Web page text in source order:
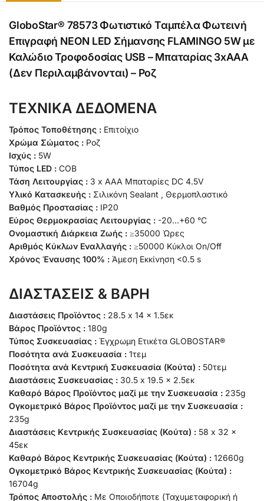
GloboStar® 78573 Φωτιστικό Ταμπέλα Φωτεινή
Επιγραφή NEON LED Σήμανσης FLAMINGO 5W με
Καλώδιο Τροφοδοσίας USB – Μπαταρίας 3xAAA
(Δεν Περιλαμβάνονται) – Ροζ
ΤΕΧΝΙΚΑ ΔΕΔΟΜΕΝΑ
Τρόπος Τοποθέτησης : Επιτοίχιο
Χρώμα Σώματος : Ροζ
Ισχύς : 5W
Τύπος LED : COB
Τάση Λειτουργίας : 3 x ΑΑA Μπαταρίες DC 4.5V
Υλικό Κατασκευής : Σιλικόνη Sealant , Θερμοπλαστικό
Βαθμός Προστασίας : IP20
Εύρος Θερμοκρασίας Λειτουργίας : -20…+60 °C
Ονομαστική Διάρκεια Ζωής : ≥35000 Ώρες
Αριθμός Κύκλων Εναλλαγής : ≥50000 Κύκλοι On/Off
Χρόνος Έναυσης 100% : Άμεση Εκκίνηση <0.5 s
ΔΙΑΣΤΑΣΕΙΣ & ΒΑΡΗ
Διαστάσεις Προϊόντος : 28.5 x 14 x 1.5εκ
Βάρος Προϊόντος : 180g
Τύπος Συσκευασίας : Έγχρωμη Ετικέτα GLOBOSTAR®
Ποσότητα ανά Συσκευασία : 1τεμ
Ποσότητα ανά Κεντρική Συσκευασία (Κούτα) : 50τεμ
Διαστάσεις Συσκευασίας : 30.5 x 19.5 x 2.5εκ
Καθαρό Βάρος Προϊόντος μαζί με την Συσκευασία : 235g
Ογκομετρικό Βάρος Προϊόντος μαζί με την Συσκευασία :
235g
Διαστάσεις Κεντρικής Συσκευασίας (Κούτα) : 58 x 32 x
45εκ
Καθαρό Βάρος Κεντρικής Συσκευασίας (Κούτα) : 12660g
Ογκομετρικό Βάρος Κεντρικής Συσκευασίας (Κούτα) :
16704g
Τρόπος Αποστολής : Με Οποιοδήποτε (Ταχυμεταφορική ή